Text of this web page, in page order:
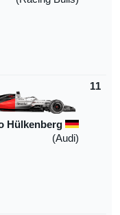
11
(
Audi
)